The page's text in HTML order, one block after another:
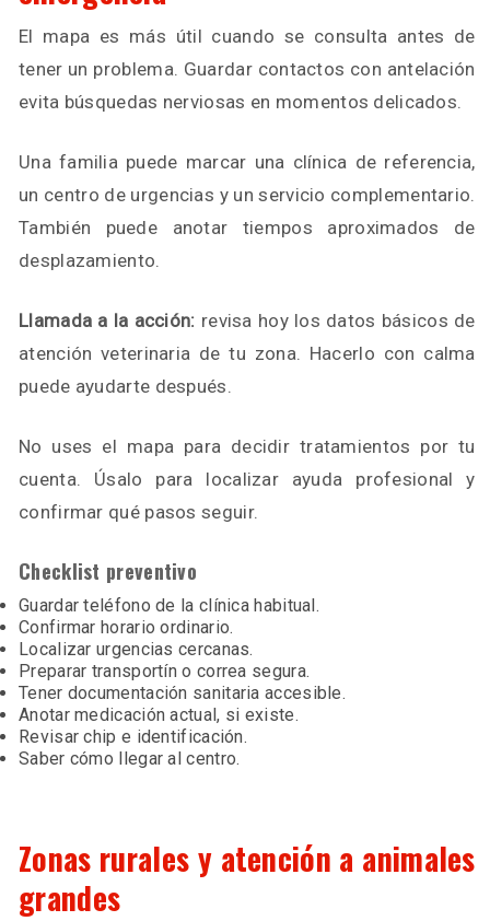
El mapa es más útil cuando se consulta antes de
tener un problema. Guardar contactos con antelación
evita búsquedas nerviosas en momentos delicados.
Una familia puede marcar una clínica de referencia,
un centro de urgencias y un servicio complementario.
También puede anotar tiempos aproximados de
desplazamiento.
Llamada a la acción: revisa hoy los datos básicos de
atención veterinaria de tu zona. Hacerlo con calma
puede ayudarte después.
No uses el mapa para decidir tratamientos por tu
cuenta. Úsalo para localizar ayuda profesional y
confirmar qué pasos seguir.
Checklist preventivo
Guardar teléfono de la clínica habitual.
Confirmar horario ordinario.
Localizar urgencias cercanas.
Preparar transportín o correa segura.
Tener documentación sanitaria accesible.
Anotar medicación actual, si existe.
Revisar chip e identificación.
Saber cómo llegar al centro.
Zonas rurales y atención a animales
grandes